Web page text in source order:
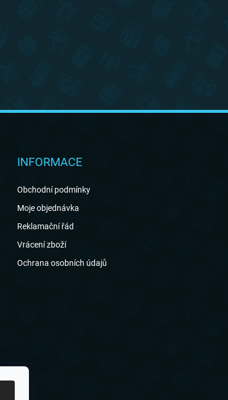
INFORMACE
Obchodní podmínky
Moje objednávka
Reklamační řád
Vrácení zboží
Ochrana osobních údajů